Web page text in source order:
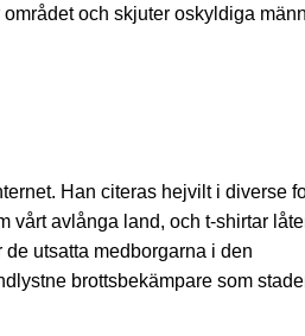
och skjuter oskyldiga
Han citeras hejvilt i diverse
vårt avlånga land, och t-shirtar
utsatta medborgarna i den
brottsbekämpare som